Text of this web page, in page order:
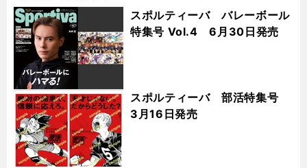
スポルティーバ バレーボール
特集号 Vol.4 6月30日発売
スポルティーバ 部活特集号
3月16日発売